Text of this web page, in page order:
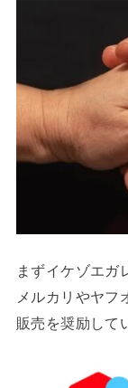
まずイケゾエガ
メルカリやヤフ
販売を奨励して